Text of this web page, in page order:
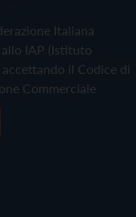
Italiana
IAP (Istituto
il Codice di
Commerciale